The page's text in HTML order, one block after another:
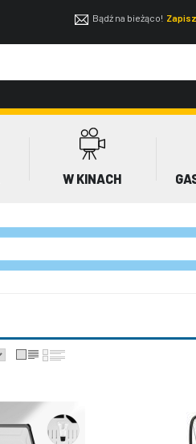
Bądź na bieżąco!
W KINACH